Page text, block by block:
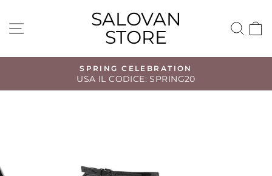
direttamente
NAVIGAZIONE DEL SITO
SALOVAN
STORE
Metti
SPRING CELEBRATION
USA IL CODICE: SPRING20